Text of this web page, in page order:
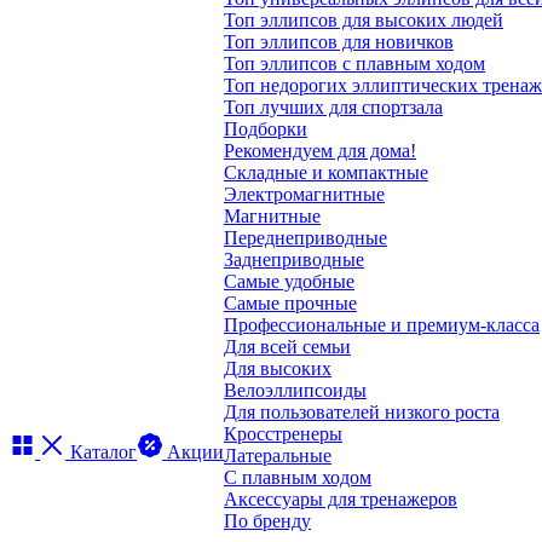
Каталог Акции
Топ эллипсов для высоких людей
Топ эллипсов для новичков
Топ эллипсов с плавным ходом
Топ недорогих эллиптических
Топ лучших для спортзала
Подборки
Рекомендуем для дома!
Складные и компактные
Электромагнитные
Магнитные
Переднеприводные
Заднеприводные
Самые удобные
Самые прочные
Профессиональные и премиум-класса
Для всей семьи
Для высоких
Велоэллипсоиды
Для пользователей низкого роста
Кросстренеры
Латеральные
С плавным ходом
Аксессуары для тренажеров
По бренду